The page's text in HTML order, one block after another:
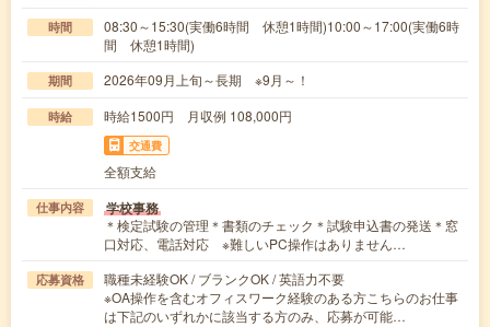
時間
08:30～15:30(実働6時間 休憩1時間)10:00～17:00(実働6時
間 休憩1時間)
期間 2026年09月上旬～長期 ※9月～！
時給 時給1500円 月収例 108,000円
交通費
全額支給
仕事内容 学校事務
＊検定試験の管理＊書類のチェック＊試験申込書の発送＊窓
口対応、電話対応 ※難しいPC操作はありません…
応募資格
職種未経験OK / ブランクOK / 英語力不要
※OA操作を含むオフィスワーク経験のある方こちらのお仕事
は下記のいずれかに該当する方のみ、応募が可能…